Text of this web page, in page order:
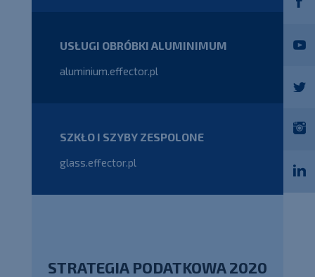
USŁUGI OBRÓBKI ALUMINIMUM
aluminium.effector.pl
SZKŁO I SZYBY ZESPOLONE
glass.effector.pl
STRATEGIA PODATKOWA 2020